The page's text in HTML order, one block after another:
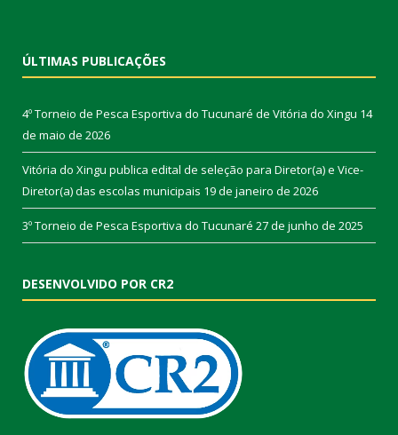
ÚLTIMAS PUBLICAÇÕES
4º Torneio de Pesca Esportiva do Tucunaré de Vitória do Xingu 14
de maio de 2026
Vitória do Xingu publica edital de seleção para Diretor(a) e Vice-
Diretor(a) das escolas municipais 19 de janeiro de 2026
3º Torneio de Pesca Esportiva do Tucunaré 27 de junho de 2025
DESENVOLVIDO POR CR2